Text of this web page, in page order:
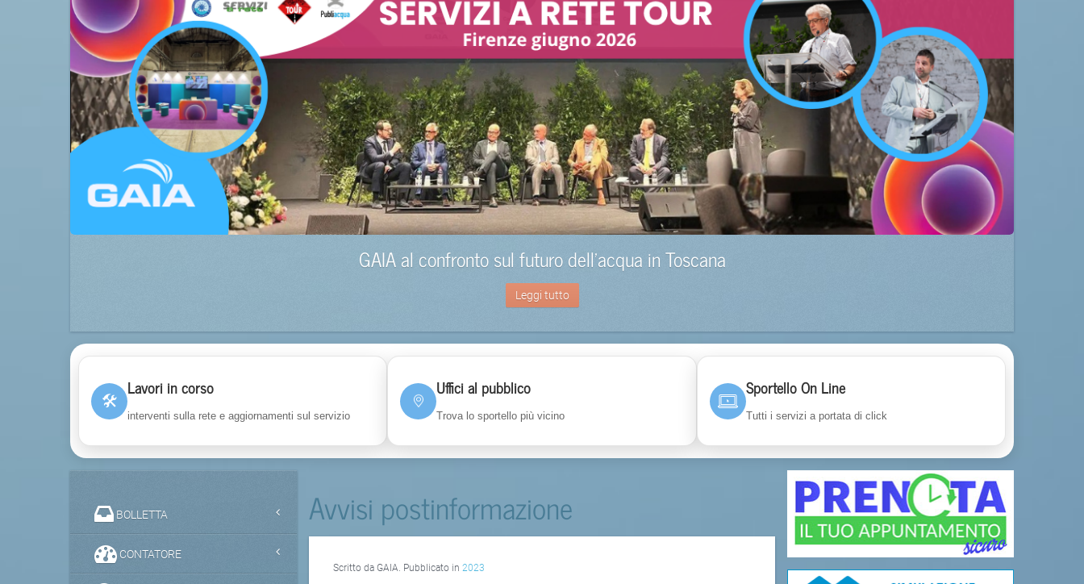
GAIA al confronto sul futuro dell’acqua in Toscana
Leggi tutto
🛠
Lavori in corso
interventi sulla rete e aggiornamenti sul servizio
Uffici al pubblico
Trova lo sportello più vicino
Sportello On Line
Tutti i servizi a portata di click
Avvisi postinformazione
Scritto da GAIA. Pubblicato in2023
BOLLETTA
CONTATORE